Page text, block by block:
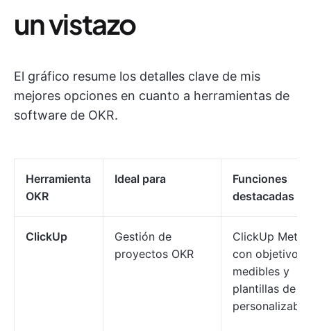
un vistazo
El gráfico resume los detalles clave de mis
mejores opciones en cuanto a herramientas de
software de OKR.
Herramienta
OKR
Ideal para
Funciones
destacadas
ClickUp
Gestión de
proyectos OKR
ClickUp
con objetivos
medibles y
plantillas de